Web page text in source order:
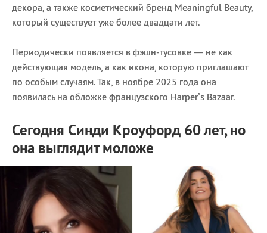
декора, а также косметический бренд Meaningful Beauty,
который существует уже более двадцати лет.
Периодически появляется в фэшн-тусовке — не как
действующая модель, а как икона, которую приглашают
по особым случаям. Так, в ноябре 2025 года она
появилась на обложке французского Harper’s Bazaar.
Сегодня Синди Кроуфорд 60 лет, но
она выглядит моложе